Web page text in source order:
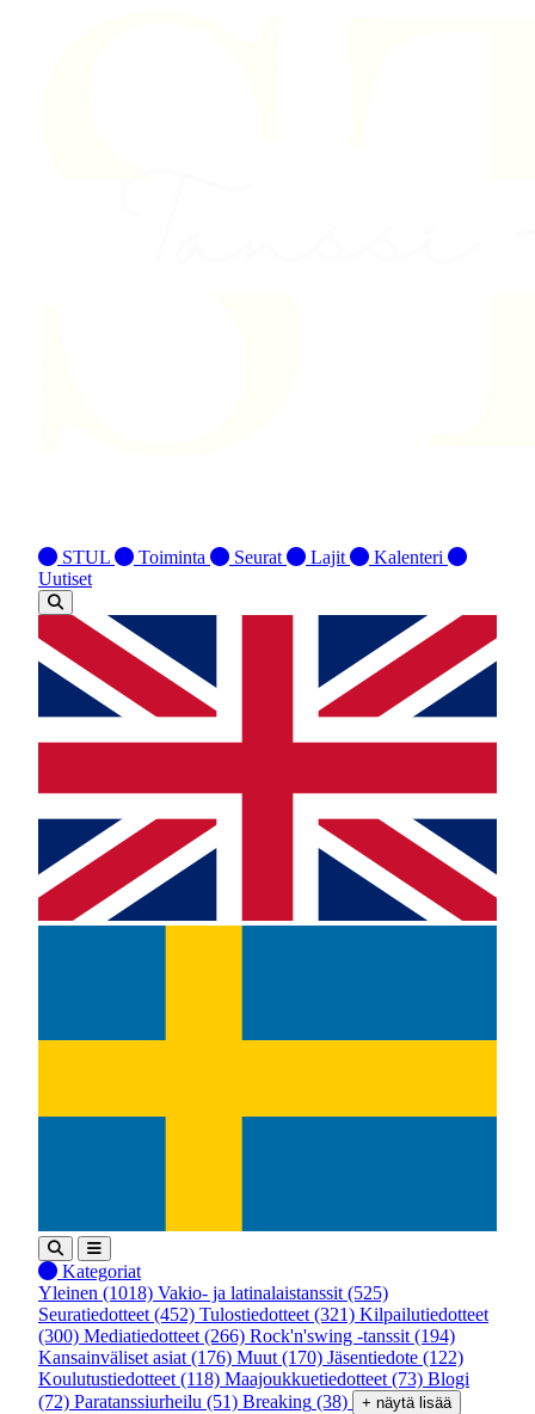
STUL Toiminta Seurat Lajit
Kalenteri
Uutiset
Kategoriat
Yleinen (1018) Vakio- ja latinalaistanssit (525)
Seuratiedotteet (452) Tulostiedotteet (321) Kilpailutiedotteet
(300) Mediatiedotteet (266) Rock'n'swing -tanssit (194)
Kansainväliset asiat (176) Muut (170) Jäsentiedote (122)
Koulutustiedotteet (118) Maajoukkuetiedotteet (73) Blogi
(72) Paratanssiurheilu (51) Breaking (38) + näytä lisää